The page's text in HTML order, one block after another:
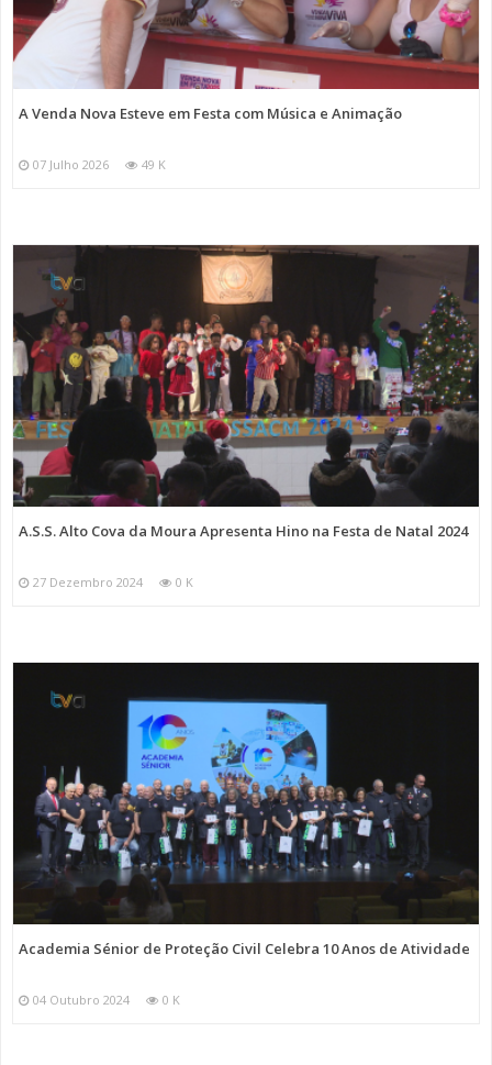
A Venda Nova Esteve em Festa com Música e Animação
07 Julho 2026 49 K
A.S.S. Alto Cova da Moura Apresenta Hino na Festa de Natal 2024
27 Dezembro 2024 0 K
Academia Sénior de Proteção Civil Celebra 10 Anos de Atividade
04 Outubro 2024 0 K